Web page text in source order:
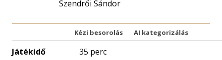
Szendrői Sándor
Kézi besorolás AI kategorizálás
Játékidő 35 perc